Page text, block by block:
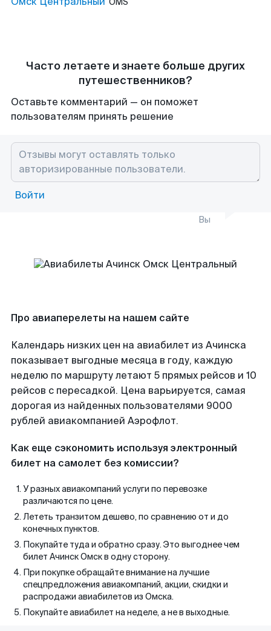
Часто летаете и знаете больше других
путешественников?
Оставьте комментарий — он поможет
пользователям принять решение
Войти
Вы
Про авиаперелеты на нашем сайте
Календарь низких цен на авиабилет из Ачинска
показывает выгодные месяца в году, каждую
неделю по маршруту летают 5 прямых рейсов и 10
рейсов с пересадкой. Цена варьируется, самая
дорогая из найденных пользователями 9000
рублей авиакомпанией Аэрофлот.
Как еще сэкономить используя электронный
билет на самолет без комиссии?
У разных авиакомпаний услуги по перевозке
различаются по цене.
Лететь транзитом дешево, по сравнению от и до
конечных пунктов.
Покупайте туда и обратно сразу. Это выгоднее чем
билет Ачинск Омск в одну сторону.
При покупке обращайте внимание на лучшие
спецпредложения авиакомпаний, акции, скидки и
распродажи авиабилетов из Омска.
Покупайте авиабилет на неделе, а не в выходные.